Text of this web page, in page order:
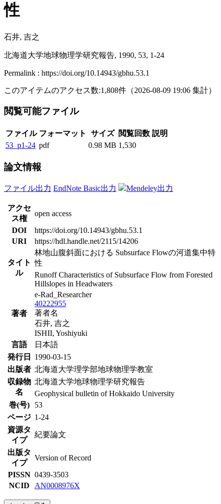
性
石井, 吉之
北海道大学地球物理学研究報告, 1990, 53, 1-24
Permalink : https://doi.org/10.14943/gbhu.53.1
このアイテムのアクセス数:1,808件 （2026-08-09 19:06 集計）
閲覧可能ファイル
ファイル フォーマット サイズ 閲覧回数 説明
53_p1-24 pdf 0.98 MB 1,530
論文情報
ファイル出力 EndNote Basic出力 Mendeley出力
アクセ
ス権
open access
DOI
https://doi.org/10.14943/gbhu.53.1
URI
https://hdl.handle.net/2115/14206
タイト
ル
林地山腹斜面における Subsurface Flowの河道集中特
性
Runoff Characteristics of Subsurface Flow from Forested
Hillslopes in Headwaters
著者
e-Rad_Researcher
40222955
著者名
石井, 吉之
ISHII, Yoshiyuki
言語
日本語
発行日
1990-03-15
出版者 北海道大学理学部地球物理学教室
収録物
名
北海道大学地球物理学研究報告
Geophysical bulletin of Hokkaido University
巻(号)
53
ページ 1-24
資源タ
イプ
紀要論文
出版タ
イプ
Version of Record
PISSN 0439-3503
NCID
AN0008976X